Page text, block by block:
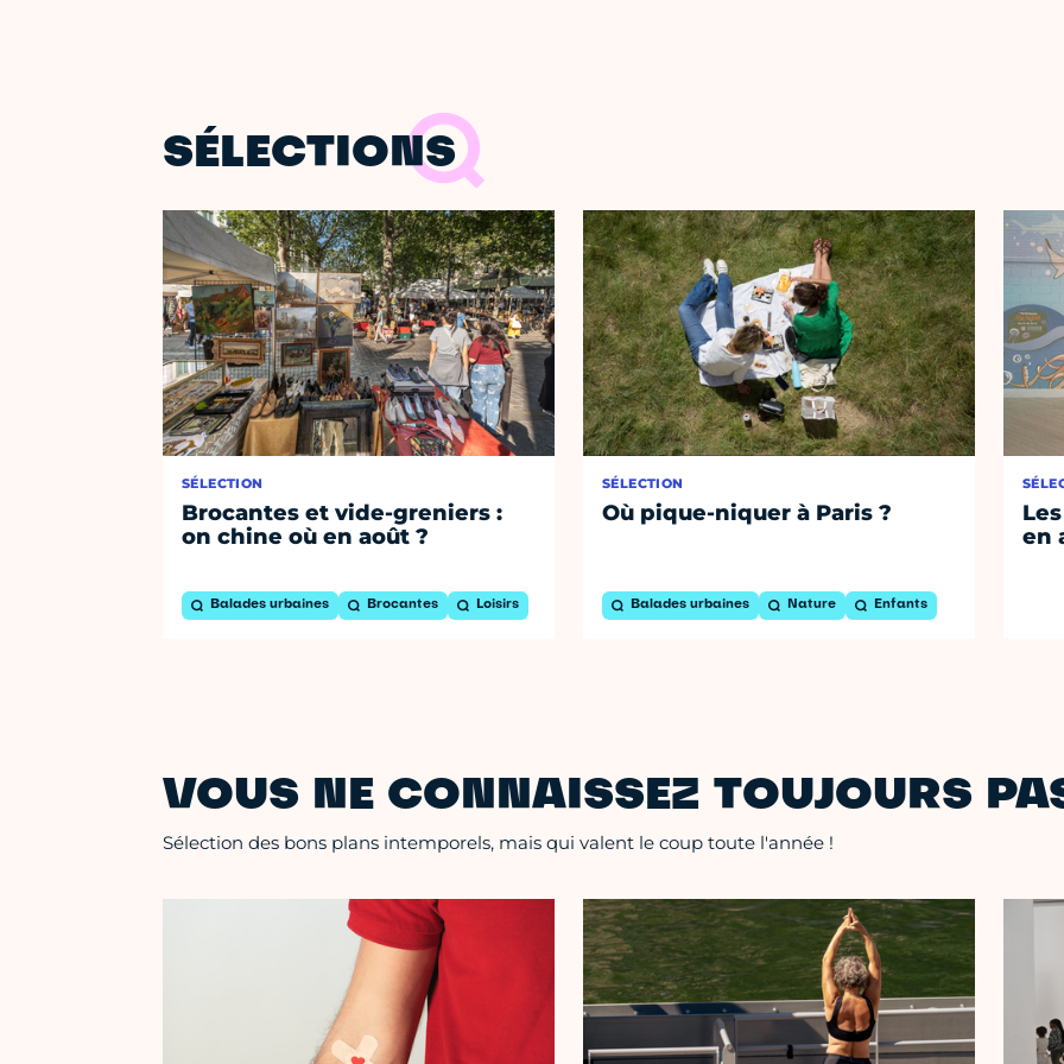
SÉLECTIONS
SÉLECTION
Brocantes et vide-greniers :
on chine où en août ?
Balades urbaines Brocantes Loisirs
SÉLECTION
Où pique-niquer à Paris ?
Balades urbaines Nature Enfants
en
VOUS NE CONNAISSEZ TOUJOURS
Sélection des bons plans intemporels, mais qui valent le coup toute l'année !